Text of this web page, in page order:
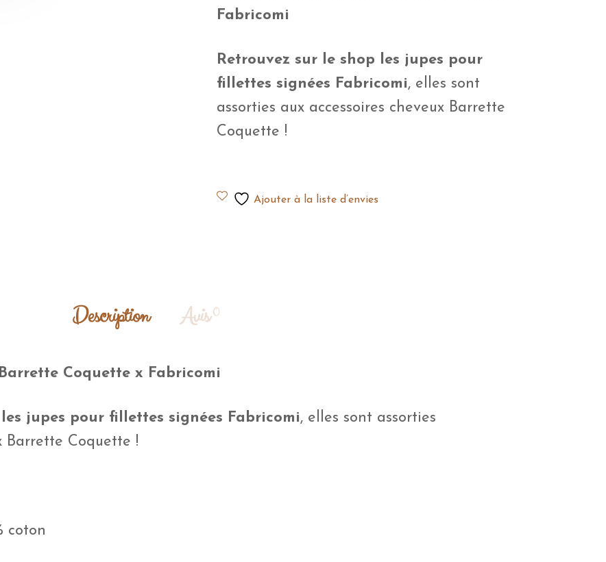
Fabricomi
Retrouvez sur le shop les jupes pour
fillettes signées Fabricomi, elles sont
assorties aux accessoires cheveux Barrette
Coquette !
Ajouter à la liste d’envies
Description Avis 0
Barrette Coquette x Fabricomi
jupes pour fillettes signées Fabricomi, elles sont assorties
Barrette Coquette !
coton